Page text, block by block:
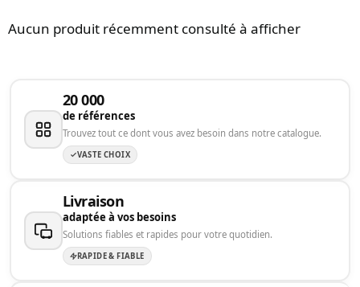
Aucun produit récemment consulté à afficher
20 000
de références
Trouvez tout ce dont vous avez besoin dans notre catalogue.
VASTE CHOIX
Livraison
adaptée à vos besoins
Solutions fiables et rapides pour votre quotidien.
RAPIDE & FIABLE